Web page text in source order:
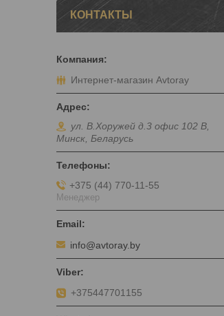
КОНТАКТЫ
Интернет-магазин Avtoray
ул. В.Хоружей д.3 офис 102 В,
Минск, Беларусь
+375 (44) 770-11-55
Менеджер
info@avtoray.by
+375447701155